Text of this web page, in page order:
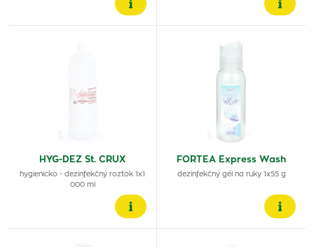
HYG-DEZ St. CRUX
hygienicko - dezinfekčný roztok 1x1
000 ml
FORTEA Express Wash
dezinfekčný gél na ruky 1x55 g